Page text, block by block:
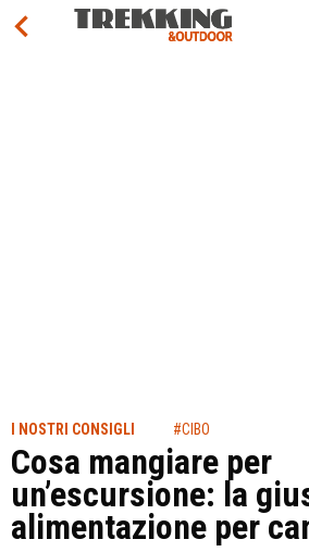
I NOSTRI CONSIGLI #CIBO
Cosa mangiare per
un’escursione: la
alimentazione per